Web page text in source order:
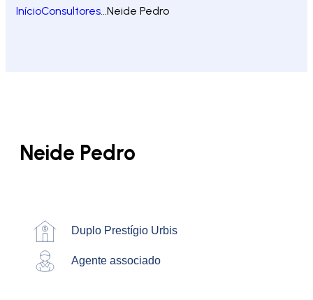
InícioConsultores Neide Pedro
Neide Pedro
Duplo Prestígio Urbis
Agente associado